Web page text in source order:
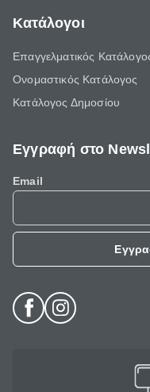
Κατάλογοι
Επαγγελματικός
Ονομαστικός Κατάλογος
Κατάλογος Δημοσίου
Εγγραφή στο
Email